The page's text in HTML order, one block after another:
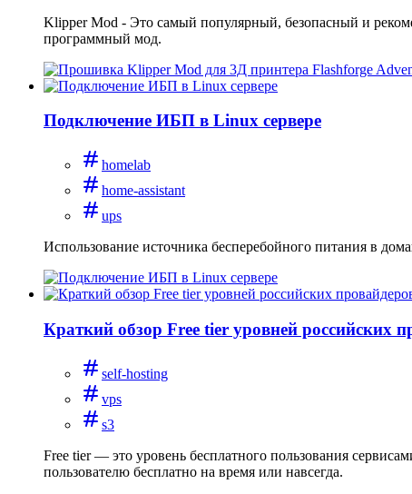
Klipper Mod - Это самый популярный, безопасный и
программный мод.
Подключение ИБП в Linux сервере
homelab
home-assistant
ups
Использование источника бесперебойного питания в
Краткий обзор Free tier уровней российских
self-hosting
vps
s3
Free tier — это уровень бесплатного пользования
пользователю бесплатно на время или навсегда.